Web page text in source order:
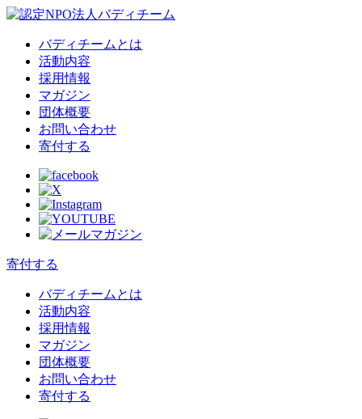
バディチームとは
活動内容
採用情報
マガジン
団体概要
お問い合わせ
寄付する
寄付する
バディチームとは
活動内容
採用情報
マガジン
団体概要
お問い合わせ
寄付する